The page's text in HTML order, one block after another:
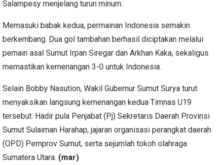
Salampesy menjelang turun minum.
Memasuki babak kedua, permainan Indonesia semakin
berkembang. Dua gol tambahan berhasil diciptakan melalui
pemain asal Sumut Irpan Siregar dan Arkhan Kaka, sekaligus
memastikan kemenangan 3-0 untuk Indonesia.
Selain Bobby Nasution, Wakil Gubernur Sumut Surya turut
menyaksikan langsung kemenangan kedua Timnas U19
tersebut. Hadir pula Penjabat (Pj) Sekretaris Daerah Provinsi
Sumut Sulaiman Harahap, jajaran organisasi perangkat daerah
(OPD) Pemprov Sumut, serta sejumlah tokoh olahraga
Sumatera Utara. (mar)